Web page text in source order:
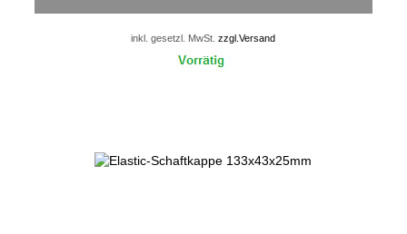
inkl. gesetzl. MwSt.zzgl.Versand